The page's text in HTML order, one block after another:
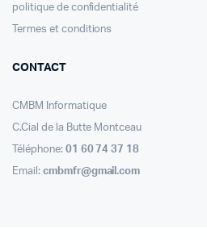
politique de confidentialité
Termes et conditions
CONTACT
CMBM Informatique
C.Cial de la Butte Montceau
Téléphone: 01 60 74 37 18
Email: cmbmfr@gmail.com